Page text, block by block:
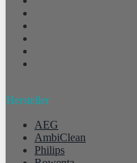
Hersteller
AEG
AmbiClean
Philips